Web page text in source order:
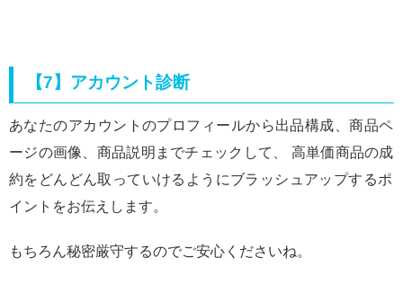
【7】アカウント診断
あなたのアカウントのプロフィールから出品構成、商品ペ
ージの画像、商品説明までチェックして、 高単価商品の成
約をどんどん取っていけるようにブラッシュアップするポ
イントをお伝えします。
もちろん秘密厳守するのでご安心くださいね。